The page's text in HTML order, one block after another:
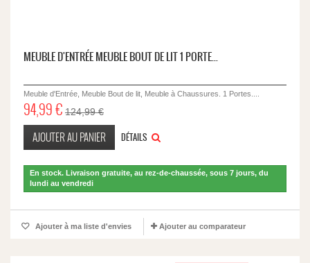
MEUBLE D'ENTRÉE MEUBLE BOUT DE LIT 1 PORTE...
Meuble d'Entrée, Meuble Bout de lit, Meuble à Chaussures. 1 Portes....
94,99 € 124,99 €
AJOUTER AU PANIER DÉTAILS
En stock. Livraison gratuite, au rez-de-chaussée, sous 7 jours, du
lundi au vendredi
Ajouter à ma liste d'envies Ajouter au comparateur